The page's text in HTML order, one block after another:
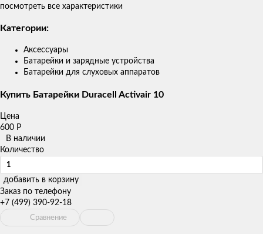
посмотреть все характеристики
Категории:
Аксессуары
Батарейки и зарядные устройства
Батарейки для слуховых аппаратов
Купить Батарейки Duracell Activair 10
Цена
600 Р
В наличии
Количество
добавить в корзину
Заказ по телефону
+7 (499) 390-92-18
Сравнение